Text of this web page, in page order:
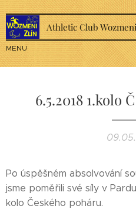
Athletic Club
MENU
6.5.2018 1.kolo
Po úspěšném absolvování
jsme poměřili své síly v
kolo Českého poháru.